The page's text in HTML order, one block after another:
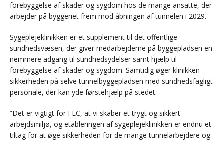
forebyggelse af skader og sygdom hos de mange ansatte, der
arbejder på byggeriet frem mod åbningen af tunnelen i 2029.
Sygeplejeklinikken er et supplement til det offentlige
sundhedsvæsen, der giver medarbejderne på byggepladsen en
nemmere adgang til sundhedsydelser samt hjælp til
forebyggelse af skader og sygdom. Samtidig øger klinikken
sikkerheden på selve tunnelbyggepladsen med sundhedsfagligt
personale, der kan yde førstehjælp på stedet.
”Det er vigtigt for FLC, at vi skaber et trygt og sikkert
arbejdsmiljø, og etableringen af sygeplejeklinikken er endnu et
tiltag for at øge sikkerheden for de mange tunnelarbejdere og